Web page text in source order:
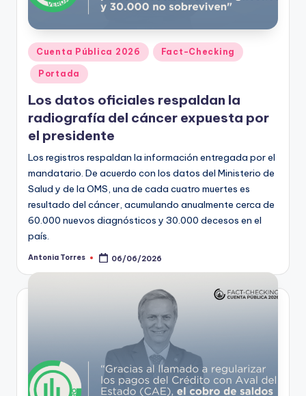
Publicado
en
Cuenta Pública 2026 Fact-Checking
Portada
Los datos oficiales respaldan la
radiografía del cáncer expuesta por
el presidente
Los registros respaldan la información entregada por el
mandatario. De acuerdo con los datos del Ministerio de
Salud y de la OMS, una de cada cuatro muertes es
resultado del cáncer, acumulando anualmente cerca de
60.000 nuevos diagnósticos y 30.000 decesos en el
país.
Publicado
Antonia Torres 06/06/2026